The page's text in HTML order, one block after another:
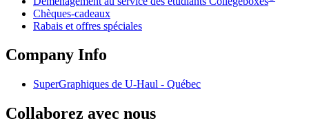
Chèques-cadeaux
Rabais et offres spéciales
Company Info
SuperGraphiques de U-Haul - Québec
Collaborez avec nous